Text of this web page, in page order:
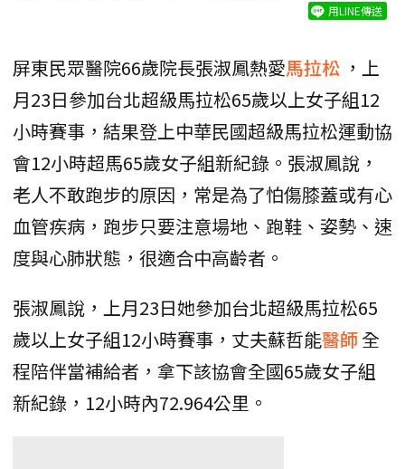
用LINE傳送
屏東民眾醫院66歲院長張淑鳳熱愛馬拉松 ，上
月23日參加台北超級馬拉松65歲以上女子組12
小時賽事，結果登上中華民國超級馬拉松運動協
會12小時超馬65歲女子組新紀錄。張淑鳳說，
老人不敢跑步的原因，常是為了怕傷膝蓋或有心
血管疾病，跑步只要注意場地、跑鞋、姿勢、速
度與心肺狀態，很適合中高齡者。
張淑鳳說，上月23日她參加台北超級馬拉松65
歲以上女子組12小時賽事，丈夫蘇哲能醫師全
程陪伴當補給者，拿下該協會全國65歲女子組
新紀錄，12小時內72.964公里。